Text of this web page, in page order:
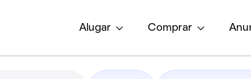
Alugar Comprar